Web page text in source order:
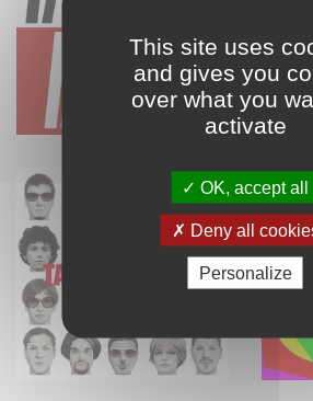
This site uses
and gives you
over what you
activate
OK, accept all
Deny all
Personalize